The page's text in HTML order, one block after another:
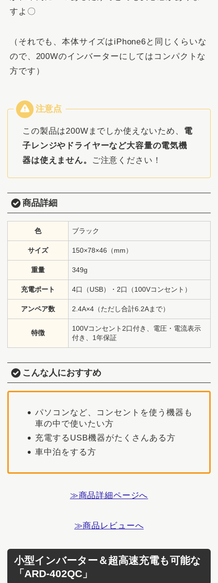
すよ〇
（それでも、本体サイズはiPhone6と同じくらいな
ので、200Wのインバーターにしてはコンパクトな
方です）
この製品は200Wまでしか使えないため、 電
子レンジやドライヤーなど大容量の電気機
器は使えません。
ご注意ください！
商品詳細
色 ブラック
サイズ 150×78×46（mm）
重量 349g
充電ポート 4口（USB）・2口（100Vコンセント）
アンペア数 2.4A×4（ただし合計6.2Aまで）
特徴
100Vコンセント2口付き、電圧・電流表示
付き、1年保証
こんな人におすすめ
パソコンなど、コンセントを使う機器も
車の中で使いたい方
充電するUSB機器がたくさんある方
車中泊をする方
≫商品詳細ページへ
≫商品レビューへ
小型インバーター＆超高速充電も可能な
「ARD-402QC」